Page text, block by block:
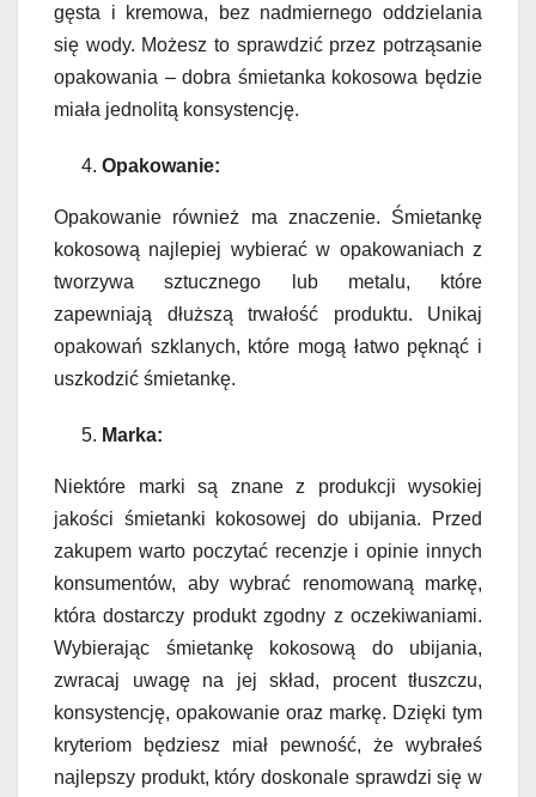
gęsta i kremowa, bez nadmiernego oddzielania
się wody. Możesz to sprawdzić przez potrząsanie
opakowania – dobra śmietanka kokosowa będzie
miała jednolitą konsystencję.
Opakowanie:
Opakowanie również ma znaczenie. Śmietankę
kokosową najlepiej wybierać w opakowaniach z
tworzywa sztucznego lub metalu, które
zapewniają dłuższą trwałość produktu. Unikaj
opakowań szklanych, które mogą łatwo pęknąć i
uszkodzić śmietankę.
Marka:
Niektóre marki są znane z produkcji wysokiej
jakości śmietanki kokosowej do ubijania. Przed
zakupem warto poczytać recenzje i opinie innych
konsumentów, aby wybrać renomowaną markę,
która dostarczy produkt zgodny z oczekiwaniami.
Wybierając śmietankę kokosową do ubijania,
zwracaj uwagę na jej skład, procent tłuszczu,
konsystencję, opakowanie oraz markę. Dzięki tym
kryteriom będziesz miał pewność, że wybrałeś
najlepszy produkt, który doskonale sprawdzi się w